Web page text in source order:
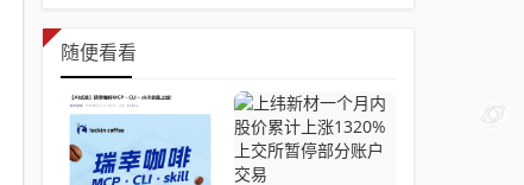
随便看看